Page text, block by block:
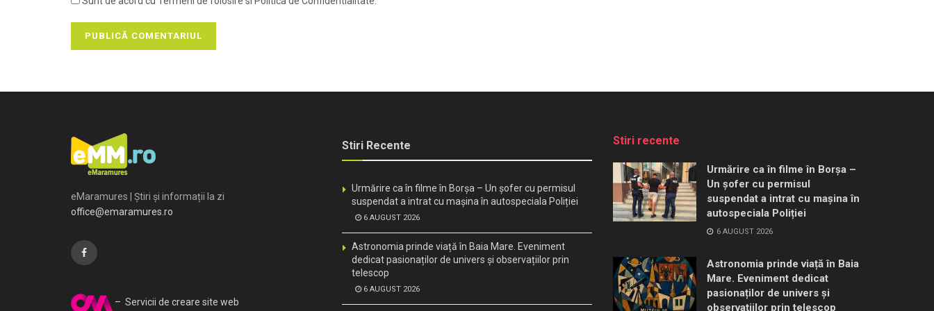
eMaramures | Știri și informații la zi
office@emaramures.ro
– Servicii de creare site web
Stiri Recente
Urmărire ca în filme în Borșa – Un șofer cu permisul
suspendat a intrat cu mașina în autospeciala Poliției
6 AUGUST 2026
Astronomia prinde viață în Baia Mare. Eveniment
dedicat pasionaților de univers și observațiilor prin
telescop
6 AUGUST 2026
Stiri recente
Urmărire ca în filme în Borșa –
Un șofer cu permisul
suspendat a intrat cu mașina în
autospeciala Poliției
6 AUGUST 2026
Astronomia prinde viață în Baia
Mare. Eveniment dedicat
pasionaților de univers și
observațiilor prin telescop